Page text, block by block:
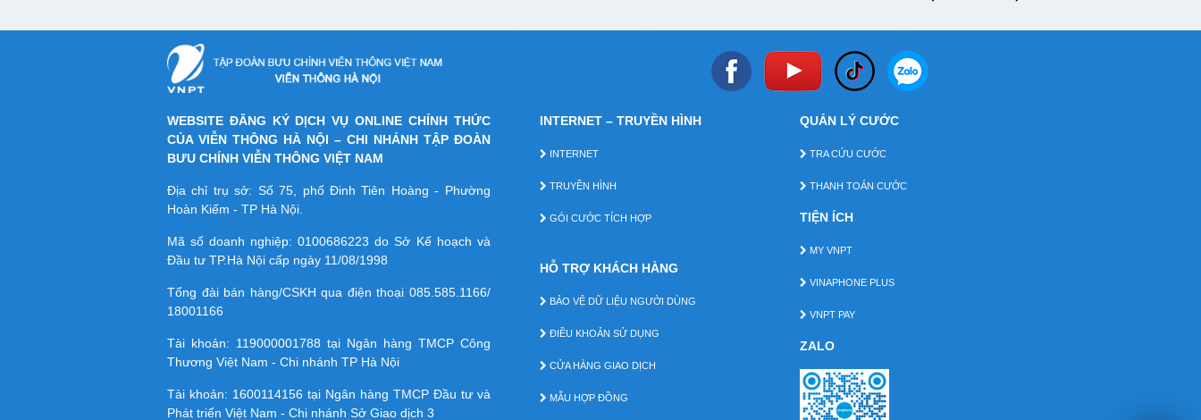
WEBSITE ĐĂNG KÝ DỊCH VỤ ONLINE CHÍNH THỨC
CỦA VIỄN THÔNG HÀ NỘI – CHI NHÁNH TẬP ĐOÀN
BƯU CHÍNH VIỄN THÔNG VIỆT NAM
Địa chỉ trụ sở: Số 75, phố Đinh Tiên Hoàng - Phường
Hoàn Kiếm - TP Hà Nội.
Mã số doanh nghiệp:0100686223 do Sở Kế hoạch và
Đầu tư TP.Hà Nội cấp ngày 11/08/1998
Tổng đài bán hàng/CSKH qua điện thoại 085.585.1166/
18001166
Tài khoản: 119000001788 tại Ngân hàng TMCP Công
Thương Việt Nam - Chi nhánh TP Hà Nội
Tài khoản: 1600114156 tại Ngân hàng TMCP Ðầu tư và
Phát triển Việt Nam - Chi nhánh Sở Giao dịch 3
INTERNET – TRUYỀN HÌNH
INTERNET
TRUYỀN HÌNH
GÓI CƯỚC TÍCH HỢP
HỖ TRỢ KHÁCH HÀNG
BẢO VỆ DỮ LIỆU NGƯỜI DÙNG
ĐIỀU KHOẢN SỬ DỤNG
CỬA HÀNG GIAO DỊCH
MẪU HỢP ĐỒNG
QUẢN LÝ CƯỚC
TRA CỨU CƯỚC
THANH TOÁN CƯỚC
TIỆN ÍCH
MY VNPT
VINAPHONE PLUS
VNPT PAY
ZALO